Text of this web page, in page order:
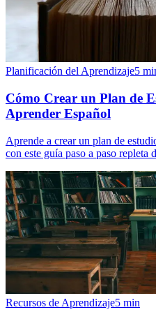
Planificación del Aprendizaje5
Cómo Crear un Plan de
Aprender Español
Aprende a crear un plan de
con este guía paso a paso repleta
Recursos de Aprendizaje5 min